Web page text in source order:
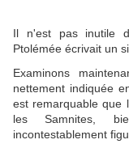
Il n'est pas inutile
Ptolémée écrivait un
Examinons
nettement indiquée
est remarquable que
les Samnites,
incontestablement